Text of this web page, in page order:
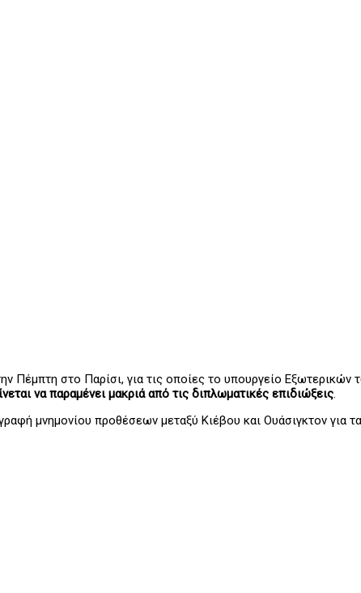
Πέμπτη στο Παρίσι, για τις οποίες το υπουργείο
να παραμένει μακριά από τις διπλωματικές επιδιώξεις.
μνημονίου προθέσεων μεταξύ Κιέβου και Ουάσιγκτον για